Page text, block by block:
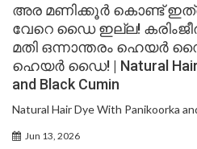
അര മണിക്കൂർ കൊണ്ട്
വേറെ ഡൈ ഇല്ല!
മതി ഒന്നാന്തരം ഹെയർ
ഹെയർ ഡൈ! | Natural Hair
and Black Cumin
Natural Hair Dye With Panikoorka
Jun 13, 2026